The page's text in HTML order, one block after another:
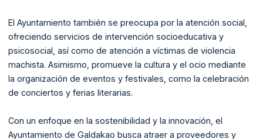
El Ayuntamiento también se preocupa por la atención social,
ofreciendo servicios de intervención socioeducativa y
psicosocial, así como de atención a víctimas de violencia
machista. Asimismo, promueve la cultura y el ocio mediante
la organización de eventos y festivales, como la celebración
de conciertos y ferias literarias.
Con un enfoque en la sostenibilidad y la innovación, el
Ayuntamiento de Galdakao busca atraer a proveedores y